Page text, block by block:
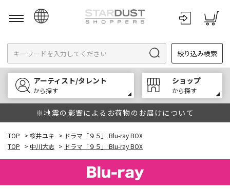
English
한국어
中文
絞り込み検索
アーティスト/タレント
から探す
ショップ
から探す
※地震の影響によるお荷物のお届けについて
TOP > 桜井ユキ > ドラマ「９５」 Blu-ray BOX
TOP > 中川大志 > ドラマ「９５」 Blu-ray BOX